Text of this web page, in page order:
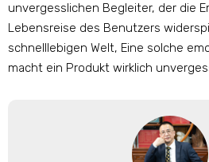
unvergesslichen Begleiter, der die
Lebensreise des Benutzers
schnelllebigen Welt, Eine solche
macht ein Produkt wirklich